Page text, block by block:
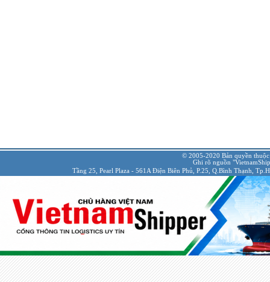
© 2005-2020 Bản quyền
Ghi rõ nguồn
Tầng 25, Pearl Plaza - 561A Điện Biên Phủ, P.25, Q.Bình Thạnh,